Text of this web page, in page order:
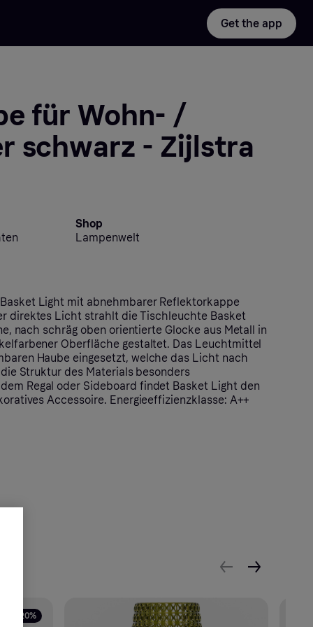
Get the app
für Wohn- /
schwarz - Zijlstra
Shop
Lampenwelt
Light mit abnehmbarer Reflektorkappe
direktes Licht strahlt die Tischleuchte Basket
nach schräg oben orientierte Glocke aus Metall in
Oberfläche gestaltet. Das Leuchtmittel
Haube eingesetzt, welche das Licht nach
Struktur des Materials besonders
Regal oder Sideboard findet Basket Light den
Accessoire. Energieeffizienzklasse: A++
- 20%